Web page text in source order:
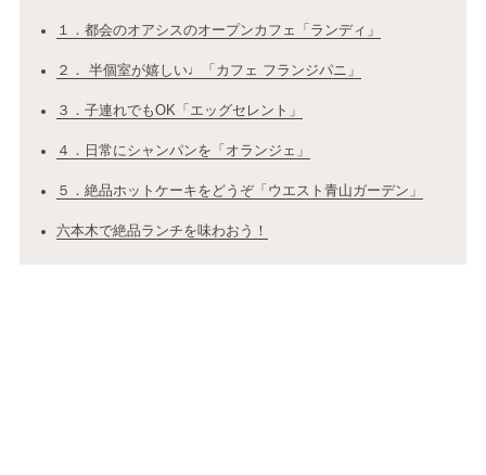
１．都会のオアシスのオープンカフェ「ランディ」
２． 半個室が嬉しい♩「カフェ フランジパニ」
３．子連れでもOK「エッグセレント」
４．日常にシャンパンを「オランジェ」
５．絶品ホットケーキをどうぞ「ウエスト青山ガーデン」
六本木で絶品ランチを味わおう！